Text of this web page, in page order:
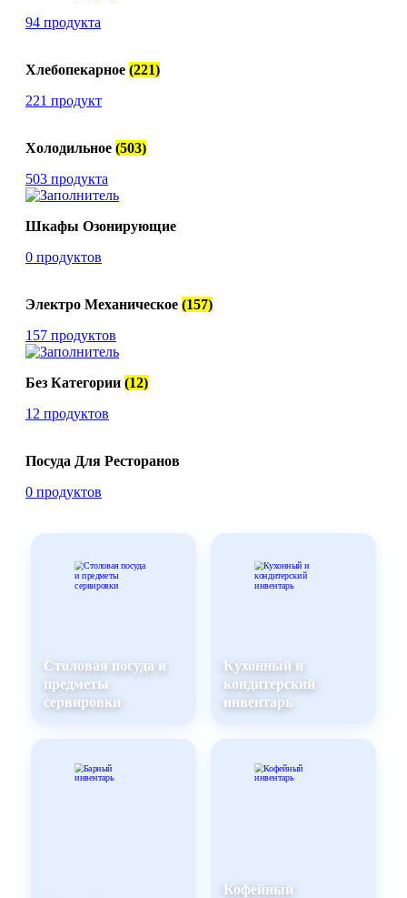
94 продукта
Хлебопекарное (221)
221 продукт
Холодильное (503)
503 продукта
Шкафы Озонирующие
0 продуктов
Электро Механическое (157)
157 продуктов
Без Категории (12)
12 продуктов
Посуда Для Ресторанов
0 продуктов
Столовая посуда и
предметы
сервировки
Кухонный и
кондитерский
инвентарь
Кофейный